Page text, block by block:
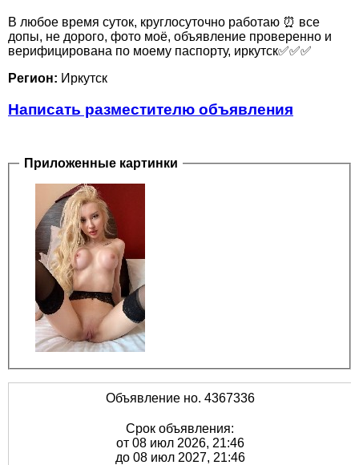
В любое время суток, круглосуточно работаю ⏰️ все
допы, не дорого, фото моё, объявление проверенно и
верифицирована по моему паспорту, иркутск✅️✅️✅️
Регион: Иркутск
Написать разместителю объявления
Приложенные картинки
Объявление но. 4367336
Срок объявления:
от 08 июл 2026, 21:46
до 08 июл 2027, 21:46